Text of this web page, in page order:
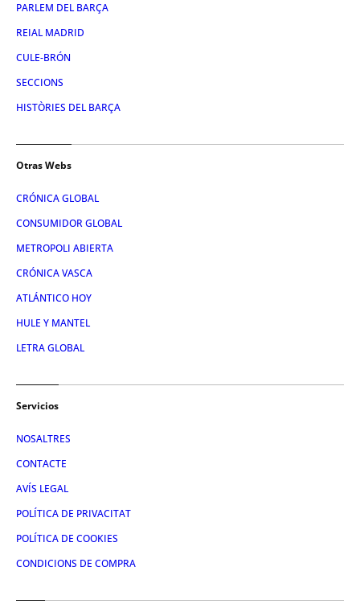
PARLEM DEL BARÇA
REIAL MADRID
CULE-BRÓN
SECCIONS
HISTÒRIES DEL BARÇA
Otras Webs
CRÓNICA GLOBAL
CONSUMIDOR GLOBAL
METROPOLI ABIERTA
CRÓNICA VASCA
ATLÁNTICO HOY
HULE Y MANTEL
LETRA GLOBAL
Servicios
NOSALTRES
CONTACTE
AVÍS LEGAL
POLÍTICA DE PRIVACITAT
POLÍTICA DE COOKIES
CONDICIONS DE COMPRA